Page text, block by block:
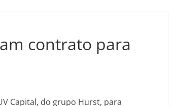
contrato para
Capital, do grupo Hurst, para